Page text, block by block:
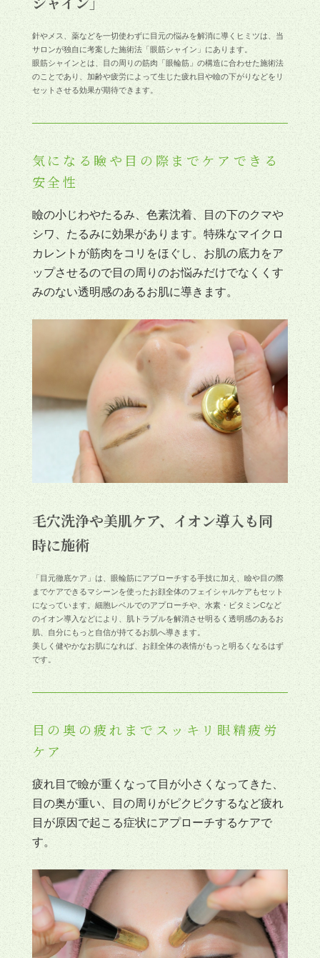
針やメス、薬などを一切使わずに目元の悩みを解消に導くヒミツは、当
サロンが独自に考案した施術法「眼筋シャイン」にあります。
眼筋シャインとは、目の周りの筋肉「眼輪筋」の構造に合わせた施術法
のことであり、加齢や疲労によって生じた疲れ目や瞼の下がりなどをリ
セットさせる効果が期待できます。
気になる瞼や目の際までケアできる
安全性
瞼の小じわやたるみ、色素沈着、目の下のクマや
シワ、たるみに効果があります。特殊なマイクロ
カレントが筋肉をコリをほぐし、お肌の底力をア
ップさせるので目の周りのお悩みだけでなくくす
みのない透明感のあるお肌に導きます。
毛穴洗浄や美肌ケア、イオン導入も同
時に施術
「目元徹底ケア」は、眼輪筋にアプローチする手技に加え、瞼や目の際
までケアできるマシーンを使ったお顔全体のフェイシャルケアもセット
になっています。細胞レベルでのアプローチや、水素・ビタミンCなど
のイオン導入などにより、肌トラブルを解消させ明るく透明感のあるお
肌、自分にもっと自信が持てるお肌へ導きます。
美しく健やかなお肌になれば、お顔全体の表情がもっと明るくなるはず
です。
目の奥の疲れまでスッキリ眼精疲労
ケア
疲れ目で瞼が重くなって目が小さくなってきた、
目の奥が重い、目の周りがピクピクするなど疲れ
目が原因で起こる症状にアプローチするケアで
す。